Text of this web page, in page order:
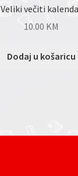
Veliki večiti
10.00 KM
Dodaj u košaricu